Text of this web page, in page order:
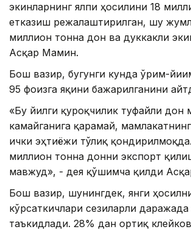
экинларнинг ялпи ҳосилини 18
етказиш режалаштирилган, шу
миллион тонна дон ва дуккакли
Асқар Мамин.
Бош вазир, бугунги кунда ўрим-
95 фоизга яқини бажарилганини
«Бу йилги қурғоқчилик туфайли дон
камайганига қарамай,
ички эҳтиёжи тўлиқ
миллион тонна донни экспорт
мавжуд», - дея қўшимча қилди
Бош вазир, шунингдек, янги
кўрсаткичлари сезиларли
таъкидлади. 28% дан ортиқ